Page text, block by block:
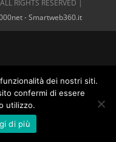
RIGHTS RESERVED |
- Smartweb360.it
dei nostri siti.
confermi di essere
utilizzo.
di più